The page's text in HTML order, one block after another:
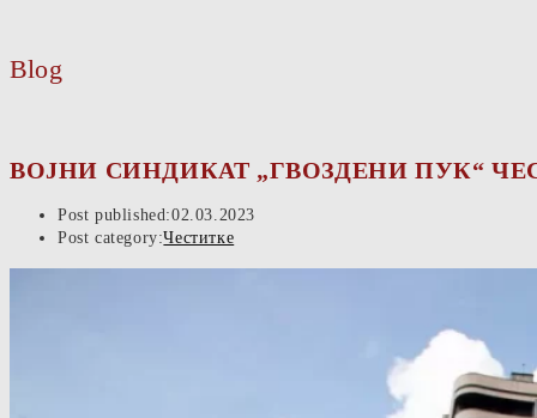
Blog
ВОЈНИ СИНДИКАТ „ГВОЗДЕНИ ПУК“
Post published:02.03.2023
Post category:Честитке